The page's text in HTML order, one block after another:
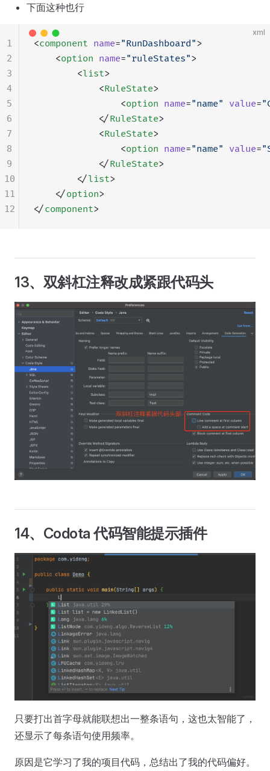
下面这种也行
xml
<component name="RunDashboard">
    <
option name="ruleStates">
        <
list>
            <
RuleState>
                <
option name="name" value=
            </
RuleState>
            <
RuleState>
                <
option name="name" value=
            </
RuleState>
        </
list>
    </
option>
</component>
1
2
3
4
5
6
7
8
9
10
11
12
13、双斜杠注释改成紧跟代码头
14、Codota 代码智能提示插件
只要打出首字母就能联想出一整条语句，这也太智能了，
还显示了每条语句使用频率。
原因是它学习了我的项目代码，总结出了我的代码偏好。